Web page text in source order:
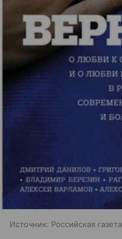
Источник: Российская газета